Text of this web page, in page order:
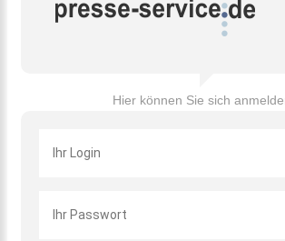
Hier können Sie sich